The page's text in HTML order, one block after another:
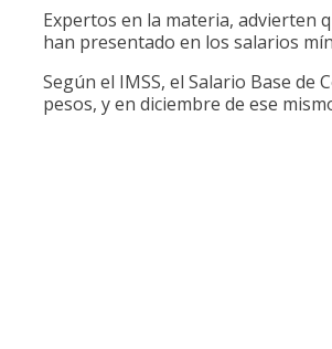
Expertos en la materia, advierten
han presentado en los salarios
Según el IMSS, el Salario Base de
pesos, y en diciembre de ese